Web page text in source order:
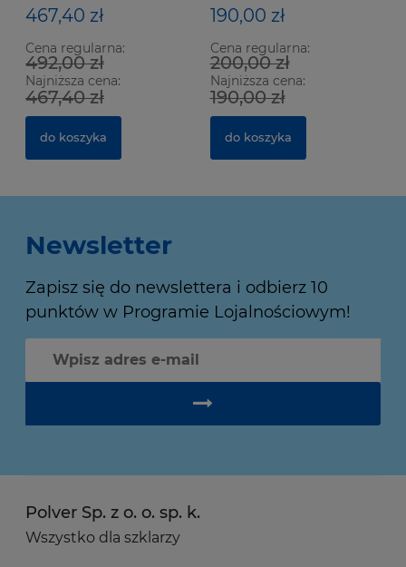
467,40 zł
Cena regularna:
492,00 zł
Najniższa cena:
467,40 zł
do koszyka
190,00 zł
Cena regularna:
200,00 zł
Najniższa cena:
190,00 zł
do koszyka
Newsletter
Zapisz się do newslettera i odbierz 10
punktów w Programie Lojalnościowym!
Polver Sp. z o. o. sp. k.
Wszystko dla szklarzy